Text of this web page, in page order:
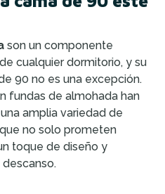
son un componente
cualquier dormitorio, y su
90 no es una excepción.
fundas de almohada han
amplia variedad de
no solo prometen
toque de diseño y